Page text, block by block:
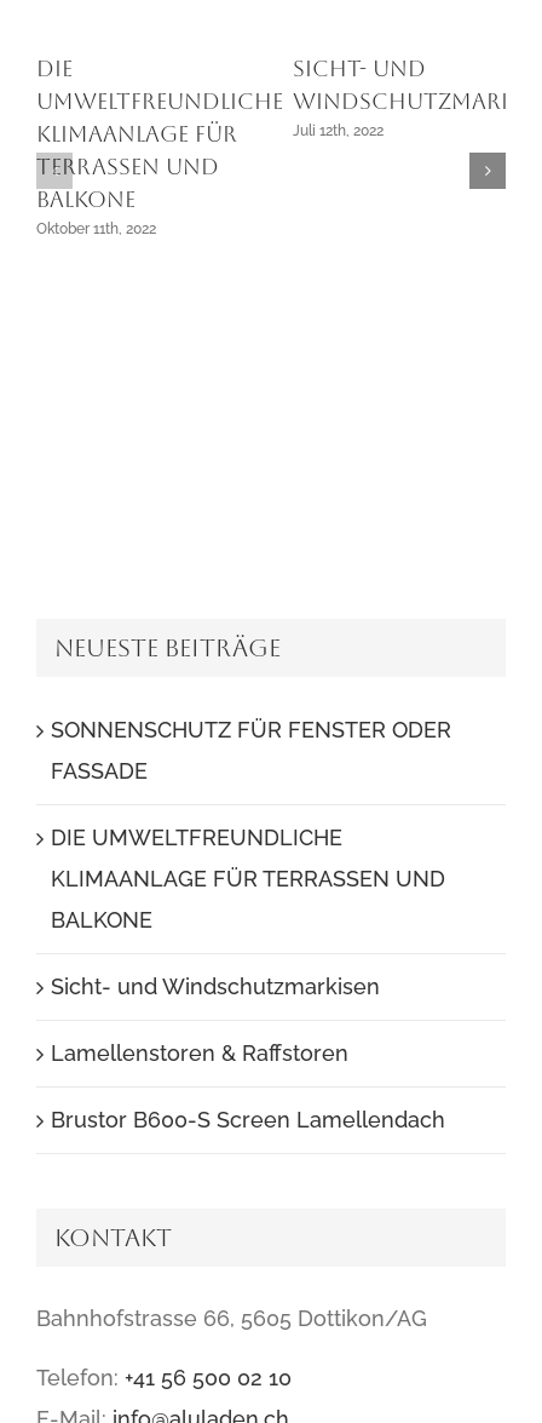
DIE
UMWELTFREUNDLICHE
KLIMAANLAGE FÜR
TERRASSEN UND
BALKONE
Oktober 11th, 2022
Sicht- und
Juli 12th, 2022
Neueste Beiträge
SONNENSCHUTZ FÜR FENSTER ODER
FASSADE
DIE UMWELTFREUNDLICHE
KLIMAANLAGE FÜR TERRASSEN UND
BALKONE
Sicht- und Windschutzmarkisen
Lamellenstoren & Raffstoren
Brustor B600-S Screen Lamellendach
Kontakt
Bahnhofstrasse 66, 5605 Dottikon/AG
Telefon: +41 56 500 02 10